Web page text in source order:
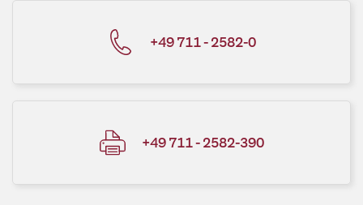
+49 711 - 2582-0
+49 711 - 2582-390